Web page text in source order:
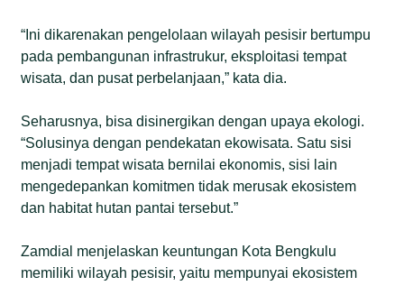
“Ini dikarenakan pengelolaan wilayah pesisir bertumpu
pada pembangunan infrastrukur, eksploitasi tempat
wisata, dan pusat perbelanjaan,” kata dia.
Seharusnya, bisa disinergikan dengan upaya ekologi.
“Solusinya dengan pendekatan ekowisata. Satu sisi
menjadi tempat wisata bernilai ekonomis, sisi lain
mengedepankan komitmen tidak merusak ekosistem
dan habitat hutan pantai tersebut.”
Zamdial menjelaskan keuntungan Kota Bengkulu
memiliki wilayah pesisir, yaitu mempunyai ekosistem